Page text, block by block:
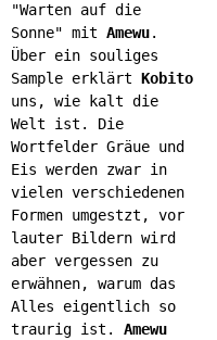
"Warten auf die
Sonne" mit Amewu.
Über ein souliges
Sample erklärt Kobito
uns, wie kalt die
Welt ist. Die
Wortfelder Gräue und
Eis werden zwar in
vielen verschiedenen
Formen umgestzt, vor
lauter Bildern wird
aber vergessen zu
erwähnen, warum das
Alles eigentlich so
traurig ist.
Amewu